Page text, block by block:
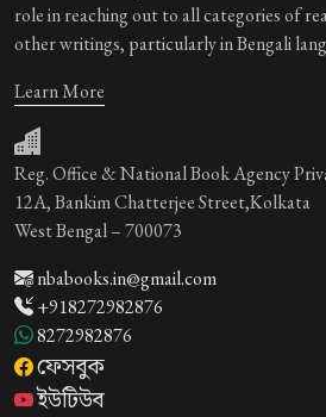
role in reaching out to all categories of
other writings, particularly in Bengali
Learn More
Reg. Office & National Book Agency
12A, Bankim Chatterjee Street,Kolkata
West Bengal – 700073
nbabooks.in@gmail.com
+918272982876
8272982876
ফেসবুক
ইউটিউব